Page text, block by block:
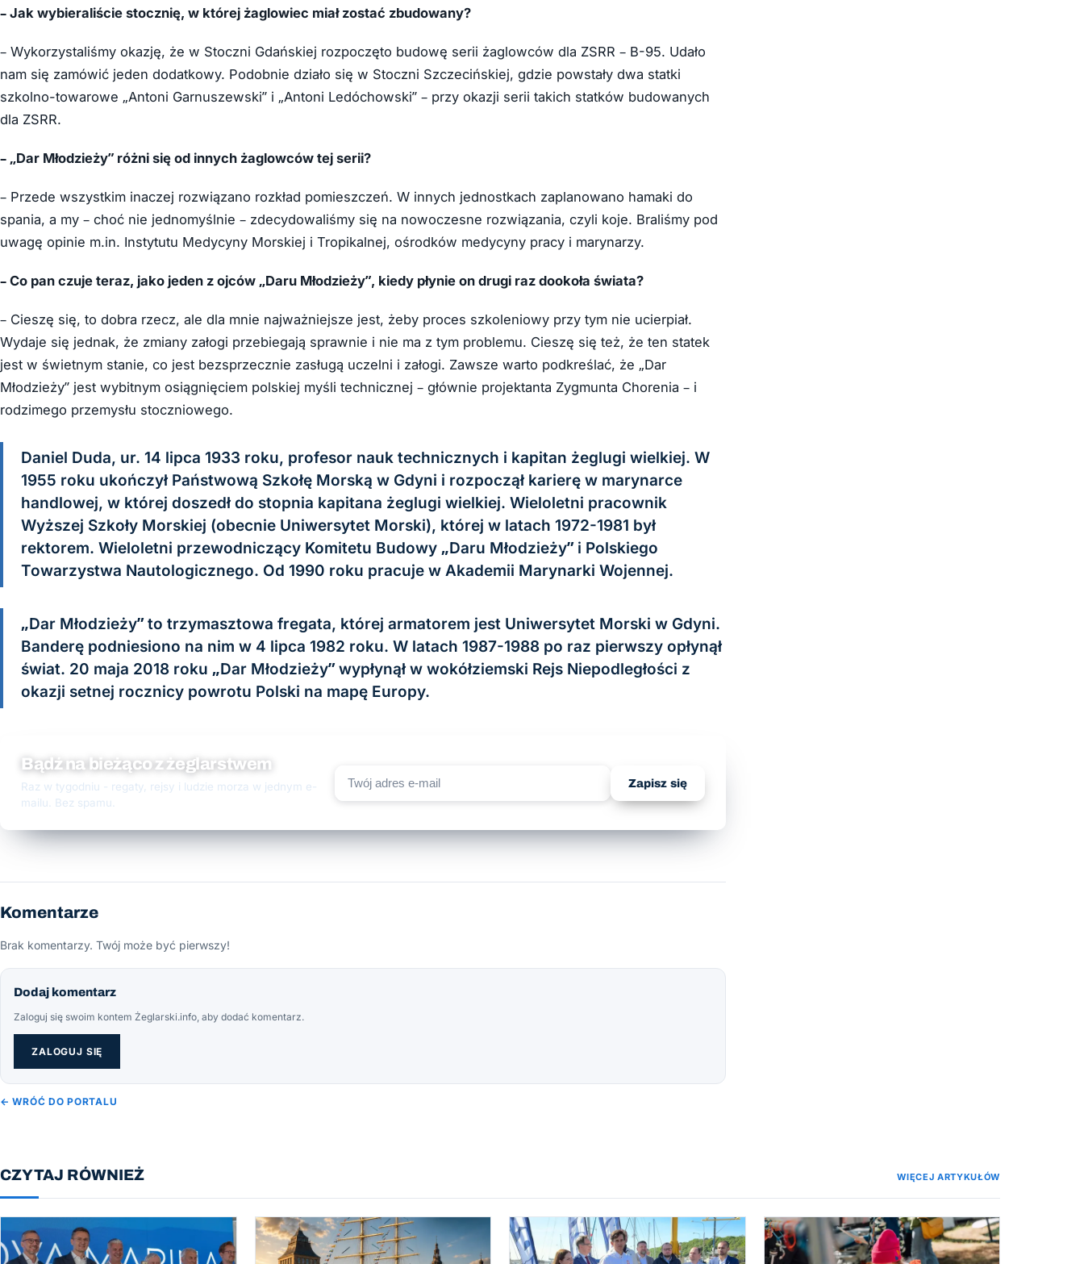
– Jak wybieraliście stocznię, w której żaglowiec miał zostać zbudowany?
– Wykorzystaliśmy okazję, że w Stoczni Gdańskiej rozpoczęto budowę serii żaglowców dla ZSRR – B-95. Udało
nam się zamówić jeden dodatkowy. Podobnie działo się w Stoczni Szczecińskiej, gdzie powstały dwa statki
szkolno-towarowe „Antoni Garnuszewski” i „Antoni Ledóchowski” – przy okazji serii takich statków budowanych
dla ZSRR.
– „Dar Młodzieży” różni się od innych żaglowców tej serii?
– Przede wszystkim inaczej rozwiązano rozkład pomieszczeń. W innych jednostkach zaplanowano hamaki do
spania, a my – choć nie jednomyślnie – zdecydowaliśmy się na nowoczesne rozwiązania, czyli koje. Braliśmy pod
uwagę opinie m.in. Instytutu Medycyny Morskiej i Tropikalnej, ośrodków medycyny pracy i marynarzy.
– Co pan czuje teraz, jako jeden z ojców „Daru Młodzieży”, kiedy płynie on drugi raz dookoła świata?
– Cieszę się, to dobra rzecz, ale dla mnie najważniejsze jest, żeby proces szkoleniowy przy tym nie ucierpiał.
Wydaje się jednak, że zmiany załogi przebiegają sprawnie i nie ma z tym problemu. Cieszę się też, że ten statek
jest w świetnym stanie, co jest bezsprzecznie zasługą uczelni i załogi. Zawsze warto podkreślać, że „Dar
Młodzieży” jest wybitnym osiągnięciem polskiej myśli technicznej – głównie projektanta Zygmunta Chorenia – i
rodzimego przemysłu stoczniowego.
Daniel Duda, ur. 14 lipca 1933 roku, profesor nauk technicznych i kapitan żeglugi wielkiej. W
1955 roku ukończył Państwową Szkołę Morską w Gdyni i rozpoczął karierę w marynarce
handlowej, w której doszedł do stopnia kapitana żeglugi wielkiej. Wieloletni pracownik
Wyższej Szkoły Morskiej (obecnie Uniwersytet Morski), której w latach 1972-1981 był
rektorem. Wieloletni przewodniczący Komitetu Budowy „Daru Młodzieży” i Polskiego
Towarzystwa Nautologicznego. Od 1990 roku pracuje w Akademii Marynarki Wojennej.
„Dar Młodzieży” to trzymasztowa fregata, której armatorem jest Uniwersytet Morski w Gdyni.
Banderę podniesiono na nim w 4 lipca 1982 roku. W latach 1987-1988 po raz pierwszy opłynął
świat. 20 maja 2018 roku „Dar Młodzieży” wypłynął w wokółziemski Rejs Niepodległości z
okazji setnej rocznicy powrotu Polski na mapę Europy.
Bądź na bieżąco z żeglarstwem
Raz w tygodniu - regaty, rejsy i ludzie morza w jednym e-
mailu. Bez spamu.
Zapisz się
Komentarze
Brak komentarzy. Twój może być pierwszy!
Dodaj komentarz
Zaloguj się swoim kontem Żeglarski.info, aby dodać komentarz.
ZALOGUJ SIĘ
← WRÓĆ DO PORTALU
CZYTAJ RÓWNIEŻ WIĘCEJ ARTYKUŁÓW